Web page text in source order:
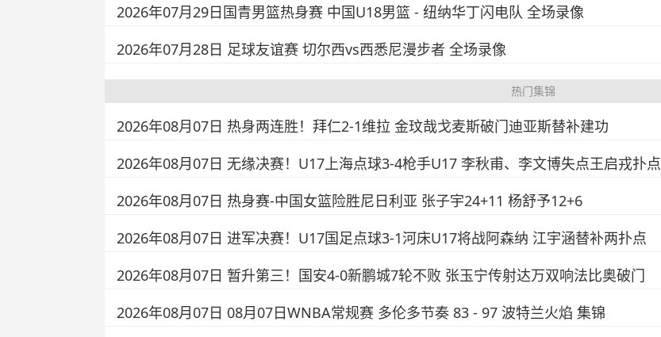
2026年07月29日国青男篮热身赛 中国U18男篮 - 纽纳华丁闪电队 全场录像
2026年07月28日 足球友谊赛 切尔西vs西悉尼漫步者 全场录像
热门集锦
2026年08月07日 热身两连胜！拜仁2-1维拉 金玟哉戈麦斯破门迪亚斯替补建功
2026年08月07日 无缘决赛！U17上海点球3-4枪手U17 李秋甫、李文博失点王启戎扑点
2026年08月07日 热身赛-中国女篮险胜尼日利亚 张子宇24+11 杨舒予12+6
2026年08月07日 进军决赛！U17国足点球3-1河床U17将战阿森纳 江宇涵替补两扑点
2026年08月07日 暂升第三！国安4-0新鹏城7轮不败 张玉宁传射达万双响法比奥破门
2026年08月07日 08月07日WNBA常规赛 多伦多节奏 83 - 97 波特兰火焰 集锦